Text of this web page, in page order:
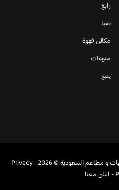
رابغ
ضبا
مكائن قهوة
منوعات
ينبع
مطاعم السعودية © 2026 -
Privacy
-اعلن معنا